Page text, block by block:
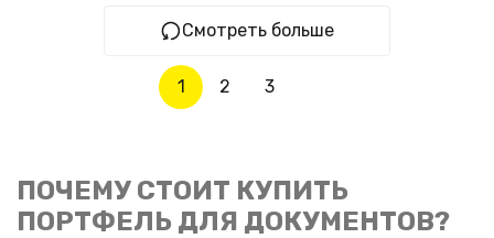
Смотреть больше
1 2 3
ПОЧЕМУ СТОИТ КУПИТЬ
ПОРТФЕЛЬ ДЛЯ ДОКУМЕНТОВ?